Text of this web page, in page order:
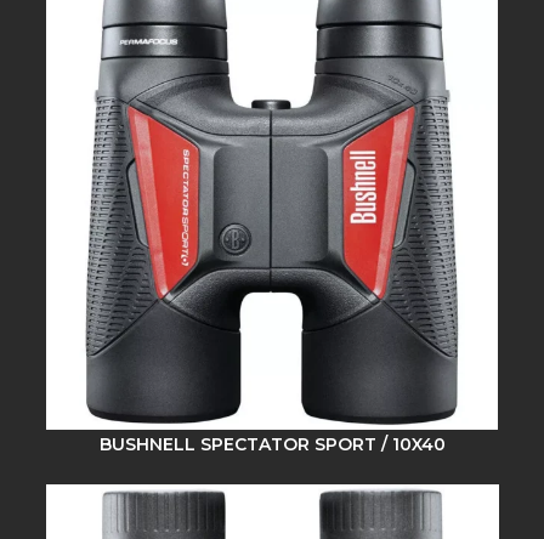
BUSHNELL SPECTATOR SPORT / 10X40